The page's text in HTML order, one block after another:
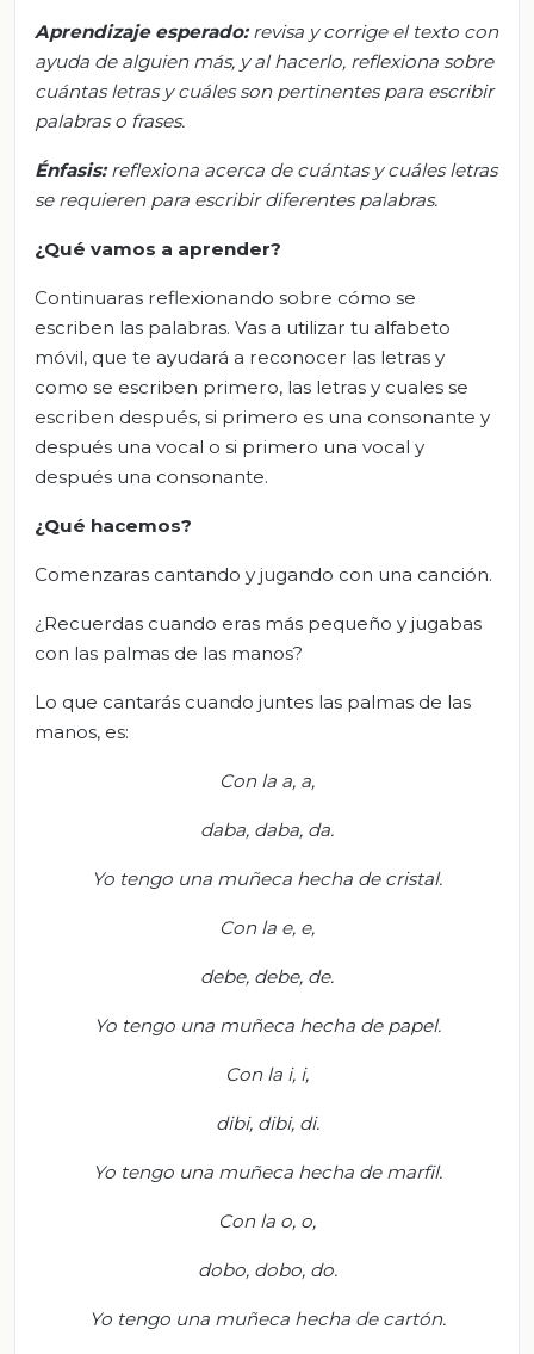
Aprendizaje esperado:revisa y corrige el texto con
ayuda de alguien más, y al hacerlo, reflexiona sobre
cuántas letras y cuáles son pertinentes para escribir
palabras o frases.
Énfasis:reflexiona acerca de cuántas y cuáles letras
se requieren para escribir diferentes palabras.
¿Qué vamos a aprender?
Continuaras reflexionando sobre cómo se
escriben las palabras. Vas a utilizar tu alfabeto
móvil, que te ayudará a reconocer las letras y
como se escriben primero, las letras y cuales se
escriben después, si primero es una consonante y
después una vocal o si primero una vocal y
después una consonante.
¿Qué hacemos?
Comenzaras cantando y jugando con una canción.
¿Recuerdas cuando eras más pequeño y jugabas
con las palmas de las manos?
Lo que cantarás cuando juntes las palmas de las
manos, es:
Con la a, a,
daba, daba, da.
Yo tengo una muñeca hecha de cristal.
Con la e, e,
debe, debe, de.
Yo tengo una muñeca hecha de papel.
Con la i, i,
dibi, dibi, di.
Yo tengo una muñeca hecha de marfil.
Con la o, o,
dobo, dobo, do.
Yo tengo una muñeca hecha de cartón.